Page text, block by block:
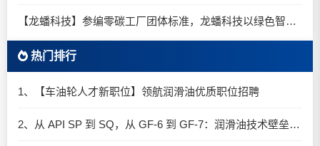
【龙蟠科技】参编零碳工厂团体标准，龙蟠科技以绿色智造锚定零碳未来
热门排行
1、【车油轮人才新职位】领航润滑油优质职位招聘
2、从 API SP 到 SQ，从 GF-6 到 GF-7：润滑油技术壁垒再升高，你准备好了吗？